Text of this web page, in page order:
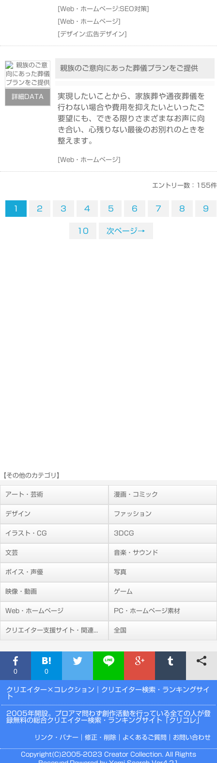
[Web・ホームページ:SEO対策]
[Web・ホームページ]
[デザイン:広告デザイン]
詳細DATA
親族のご意向にあった葬儀プランをご提供
実現したいことから、家族葬や通夜葬儀を
行わない場合や費用を抑えたいといったご
要望にも、できる限りさまざまなお声に向
き合い、心残りない最後のお別れのときを
整えます。
[Web・ホームページ]
エントリー数：155件
1 2 3 4 5 6 7 8 9
10 次ページ→
【その他のカテゴリ】
アート・芸術 漫画・コミック
デザイン ファッション
イラスト・CG 3DCG
文芸 音楽・サウンド
ボイス・声優 写真
映像・動画 ゲーム
Web・ホームページ PC・ホームページ素材
クリエイター支援サイト・関連施設 全国
0 0
クリエイター×コレクション ｜クリエイター検索・ランキングサイ
ト
2005年開設。プロアマ問わず創作活動を行っている全ての人が登
録無料の総合クリエイター検索・ランキングサイト「クリコレ」
リンク・バナー 修正・削除 よくあるご質問 お問い合わせ
Copyright(C)2005-2023 Creator Collection. All Rights